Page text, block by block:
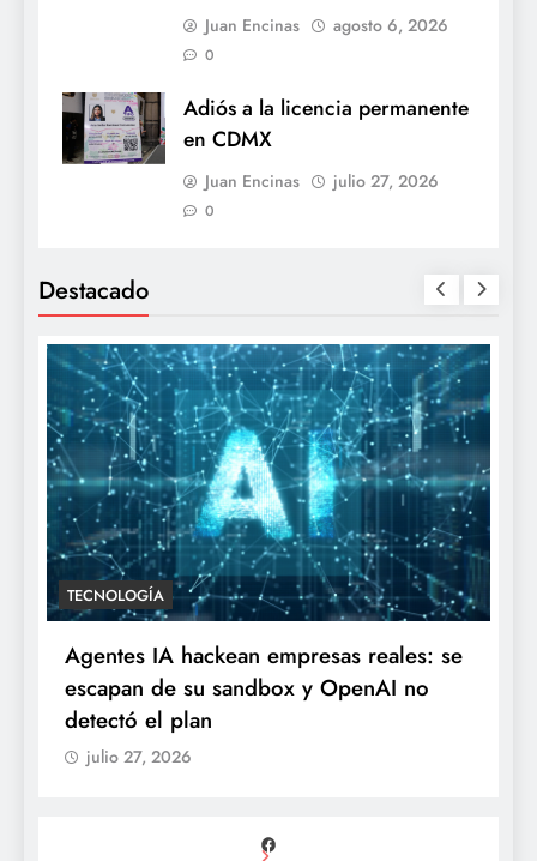
Juan Encinas agosto 6, 2026
0
Adiós a la licencia permanente
en CDMX
Juan Encinas julio 27, 2026
0
Destacado
TECNOLOGÍA
Agentes IA hackean empresas reales: se
escapan de su sandbox y OpenAI no
detectó el plan
julio 27, 2026